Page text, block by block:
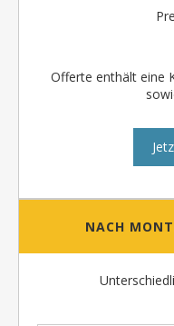
Offerte enthält eine
NACH